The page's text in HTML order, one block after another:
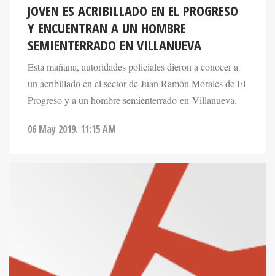
JOVEN ES ACRIBILLADO EN EL PROGRESO
Y ENCUENTRAN A UN HOMBRE
SEMIENTERRADO EN VILLANUEVA
Esta mañana, autoridades policiales dieron a conocer a
un acribillado en el sector de Juan Ramón Morales de El
Progreso y a un hombre semienterrado en Villanueva.
06 May 2019. 11:15 AM